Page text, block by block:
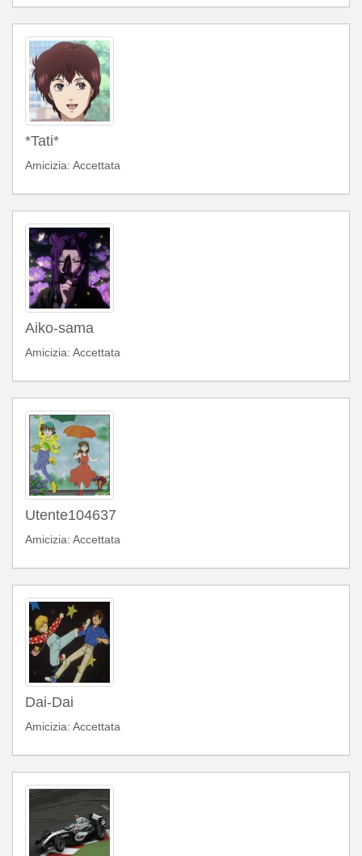
*Tati*
Amicizia: Accettata
Aiko-sama
Amicizia: Accettata
Utente104637
Amicizia: Accettata
Dai-Dai
Amicizia: Accettata